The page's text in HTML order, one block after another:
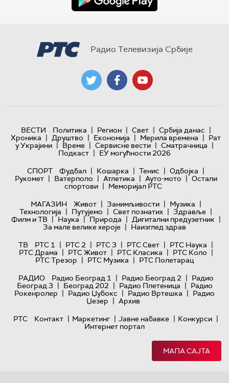
Радио Телевизија Србије
ВЕСТИ Политика | Регион | Свет | Србија данас |
Хроника | Друштво | Економија | Мерила времена | Рат
у Украјини | Време | Сервисне вести | Сматрачница |
Подкаст | ЕУ могућности 2026
СПОРТ
Фудбал | Кошарка | Тенис | Одбојка |
Рукомет | Ватерполо | Атлетика | Ауто-мото | Остали
спортови | Меморијал РТС
МАГАЗИН
Живот | Занимљивости | Музика |
Технологијa | Путујемо | Свет познатих | Здравље |
Филм и ТВ | Наука | Природа | Дигитални предузетник |
За мале велике хероје | Наизглед здрав
ТВ
РТС 1 | РТС 2 | РТС 3 | РТС Свет | РТС Наука |
РТС Драма | РТС Живот | РТС Класика | РТС Коло |
РТС Трезор | РТС Музика | РТС Полетарац
РАДИО
Радио Београд 1 | Радио Београд 2 | Радио
Београд 3 | Београд 202 | Радио Плетеница | Радио
Рокенролер | Радио Џубокс | Радио Вртешка | Радио
Џезер | Архив
РТС
Контакт | Маркетинг | Јавне набавке | Конкурси |
Интернет портал
МАПА САЈТА